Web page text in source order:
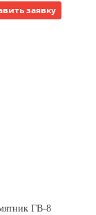
заявку
ГВ-8